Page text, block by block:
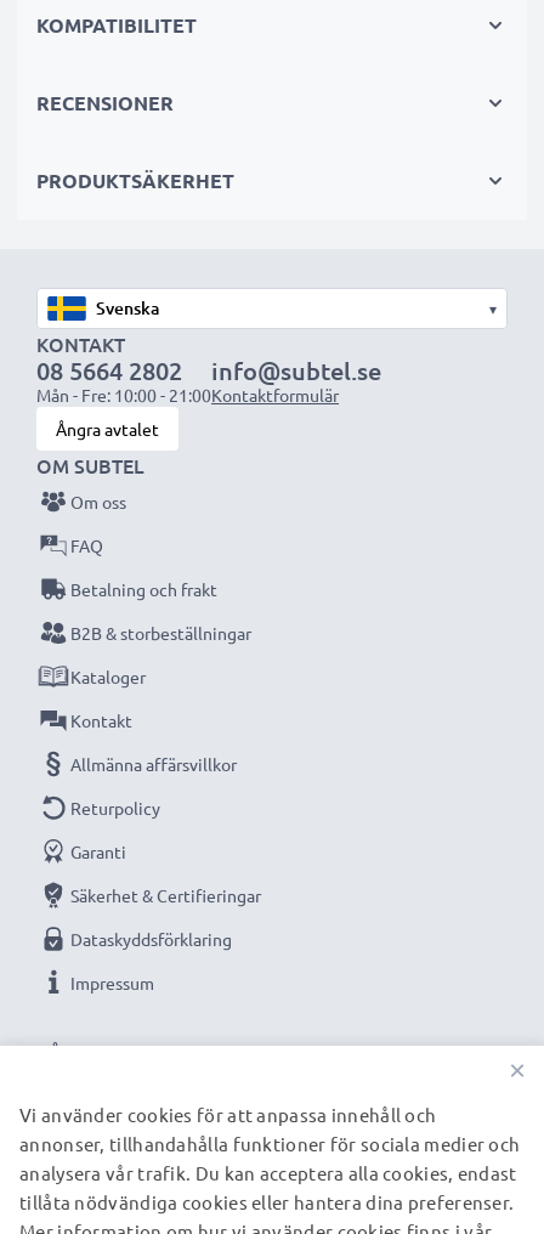
Oumbärliga i alla fotografers kameraväskor
både proffs och amatörer.
kvaliteten. Beställ nu!
KOMPATIBILITET
RECENSIONER
PRODUKTSÄKERHET
▾
KONTAKT
08 5664 2802
Mån - Fre: 10:00 - 21:00
info@subtel.se
Kontaktformulär
Ångra avtalet
VÅRA BETALNINGSALTERNATIV
OM SUBTEL
Om oss
FAQ
Betalning och frakt
B2B & storbeställningar
Kataloger
Kontakt
Allmänna affärsvillkor
Returpolicy
Garanti
Säkerhet & Certifieringar
Dataskyddsförklaring
Impressum
VÅRA FRAKTPARTNERS
×
Vi använder cookies för att anpassa innehåll och
annonser, tillhandahålla funktioner för sociala medier och
analysera vår trafik. Du kan acceptera alla cookies, endast
tillåta nödvändiga cookies eller hantera dina preferenser.